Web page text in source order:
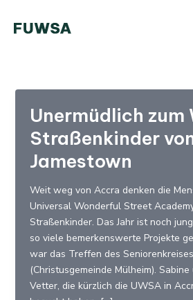
Unermüdlich zum
Straßenkinder
Jamestown
Weit weg von Accra denken die
Universal Wonderful Street
Straßenkinder. Das Jahr ist noch
so viele bemerkenswerte Projekte
war das Treffen des
(Christusgemeinde Mülheim).
Vetter, die kürzlich die UWSA in
pagination